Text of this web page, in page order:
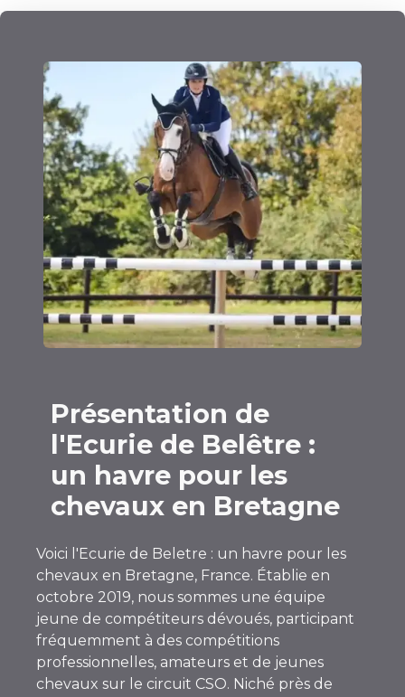
Présentation de
l'Ecurie de Belêtre :
un havre pour les
chevaux en Bretagne
Voici l'Ecurie de Beletre : un havre pour les
chevaux en Bretagne, France. Établie en
octobre 2019, nous sommes une équipe
jeune de compétiteurs dévoués, participant
fréquemment à des compétitions
professionnelles, amateurs et de jeunes
chevaux sur le circuit CSO. Niché près de